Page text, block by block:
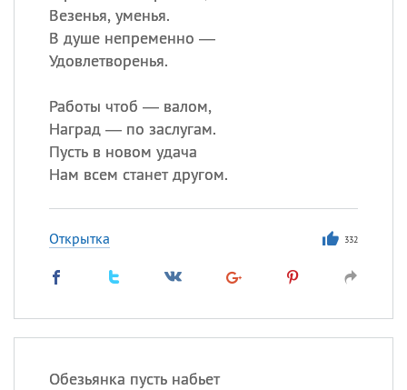
Везенья, уменья.
В душе непременно —
Удовлетворенья.
Работы чтоб — валом,
Наград — по заслугам.
Пусть в новом удача
Нам всем станет другом.
Открытка 332
Обезьянка пусть набьет